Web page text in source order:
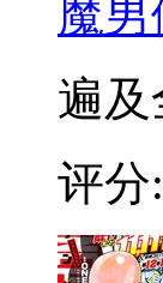
魔
遍及
评分: